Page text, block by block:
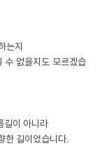
는지
수 없을지도 모르겠습
길이 아니라
한 길이었습니다.